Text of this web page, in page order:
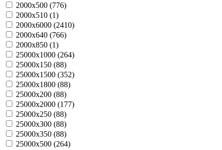
2000х500 (776)
2000х510 (1)
2000х6000 (2410)
2000х640 (766)
2000х850 (1)
25000х1000 (264)
25000х150 (88)
25000х1500 (352)
25000х1800 (88)
25000х200 (88)
25000х2000 (177)
25000х250 (88)
25000х300 (88)
25000х350 (88)
25000х500 (264)